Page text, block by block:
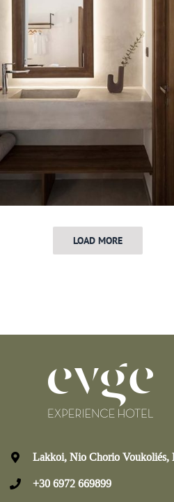
LOAD MORE
Lakkoi, Nio Chorio Voukoliés,
+30 6972 669899